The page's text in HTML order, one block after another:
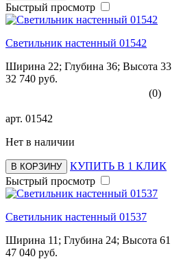
Быстрый просмотр
Светильник настенный 01542
Ширина 22; Глубина 36; Высота 33
32 740 руб.
(0)
арт. 01542
Нет в наличии
В КОРЗИНУ
КУПИТЬ В 1 КЛИК
Быстрый просмотр
Светильник настенный 01537
Ширина 11; Глубина 24; Высота 61
47 040 руб.